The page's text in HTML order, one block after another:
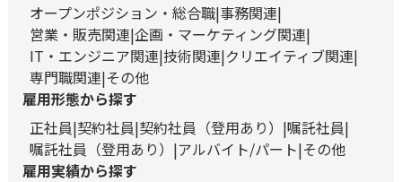
オープンポジション・総合職 事務関連
営業・販売関連 企画・マーケティング関連
IT・エンジニア関連 技術関連 クリエイティブ関連
専門職関連 その他
雇用形態から探す
正社員 契約社員 契約社員（登用あり）
嘱託社員
嘱託社員（登用あり）
アルバイト/パート その他
雇用実績から探す